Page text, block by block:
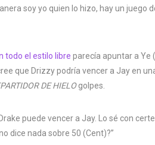
soy yo quien lo hizo, hay un juego
todo el estilo libre parecía apuntar a Ye
que Drizzy podría vencer a Jay en
DE HIELOgolpes.
puede vencer a Jay. Lo sé con
dice nada sobre 50 (Cent)?”